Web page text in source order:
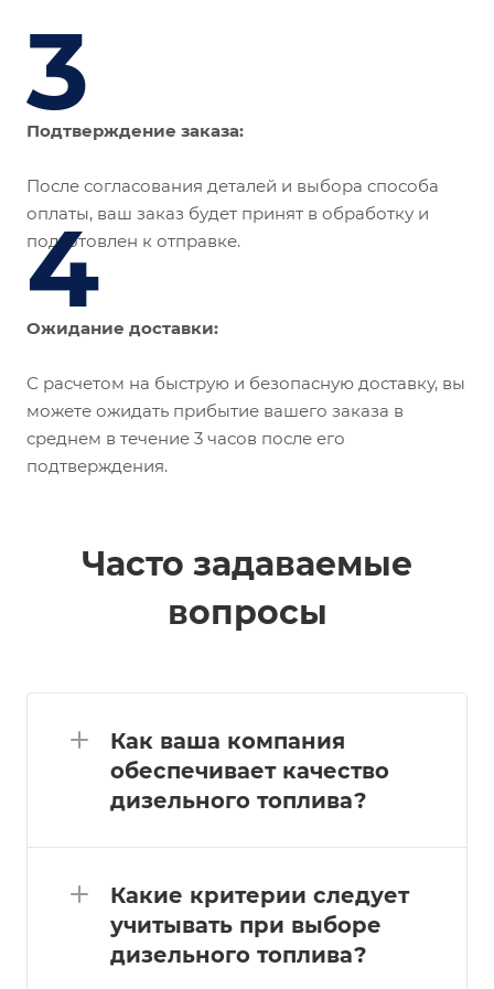
3
Подтверждение заказа:
После согласования деталей и выбора способа
оплаты, ваш заказ будет принят в обработку и
подготовлен к отправке.
4
Ожидание доставки:
С расчетом на быструю и безопасную доставку, вы
можете ожидать прибытие вашего заказа в
среднем в течение 3 часов после его
подтверждения.
Часто задаваемые
вопросы
Как ваша компания
обеспечивает качество
дизельного топлива?
Какие критерии следует
учитывать при выборе
дизельного топлива?